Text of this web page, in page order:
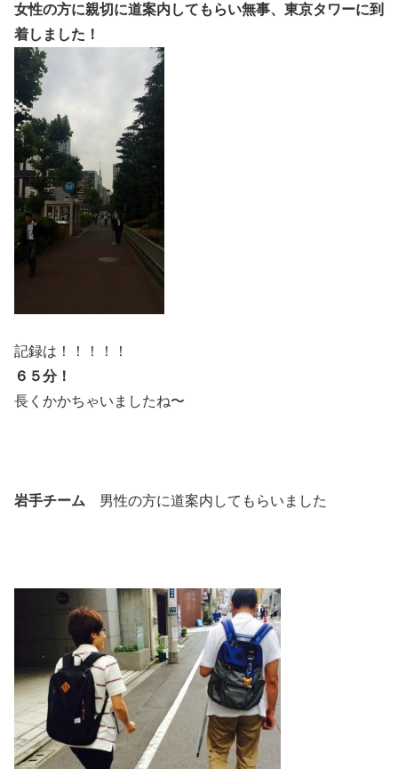
女性の方に親切に道案内してもらい無事、東京タワーに到
着しました！
記録は！！！！！
６５分！
長くかかちゃいましたね〜
岩手チーム 男性の方に道案内してもらいました